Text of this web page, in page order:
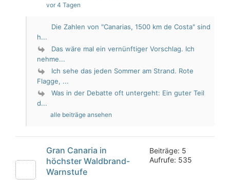
vor 4 Tagen
Die Zahlen von "Canarias, 1500 km de Costa" sind
h...
Das wäre mal ein vernünftiger Vorschlag. Ich
nehme...
Ich sehe das jeden Sommer am Strand. Rote
Flagge, ...
Was in der Debatte oft untergeht: Ein guter Teil
d...
alle beiträge ansehen
Gran Canaria in
höchster Waldbrand-
Warnstufe
Beiträge: 5
Aufrufe: 535